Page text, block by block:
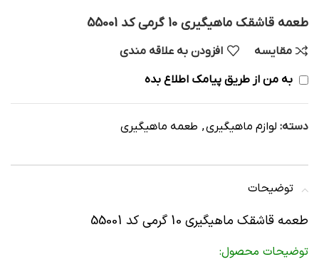
طعمه قاشقک ماهیگیری 10 گرمی کد 55001
مقایسه افزودن به علاقه مندی
به من از طریق پیامک اطلاع بده
دسته: لوازم ماهیگیری, طعمه ماهیگیری
توضیحات
طعمه قاشقک ماهیگیری 10 گرمی کد 55001
توضیحات محصول: